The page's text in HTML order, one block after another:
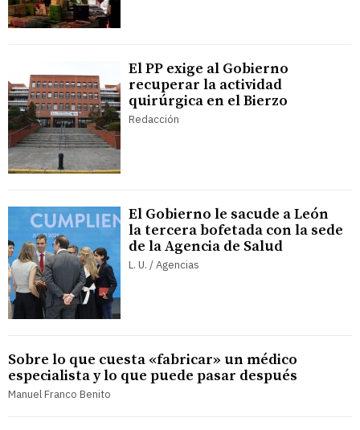
El PP exige al Gobierno
recuperar la actividad
quirúrgica en el Bierzo
Redacción
El Gobierno le sacude a León
la tercera bofetada con la sede
de la Agencia de Salud
L. U. / Agencias
Sobre lo que cuesta «fabricar» un médico
especialista y lo que puede pasar después
Manuel Franco Benito